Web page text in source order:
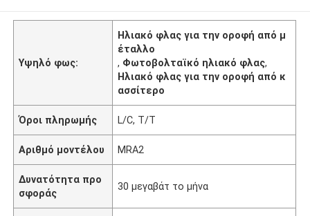
Υψηλό φως:
Ηλιακό φλας για την οροφή από μ
έταλλο
, Φωτοβολταϊκό ηλιακό φλας,
Ηλιακό φλας για την οροφή από κ
ασσίτερο
Όροι πληρωμής L/C, T/T
Αριθμό μοντέλου MRA2
Δυνατότητα προ
σφοράς
30 μεγαβάτ το μήνα